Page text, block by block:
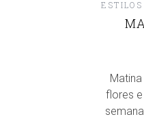
flores e